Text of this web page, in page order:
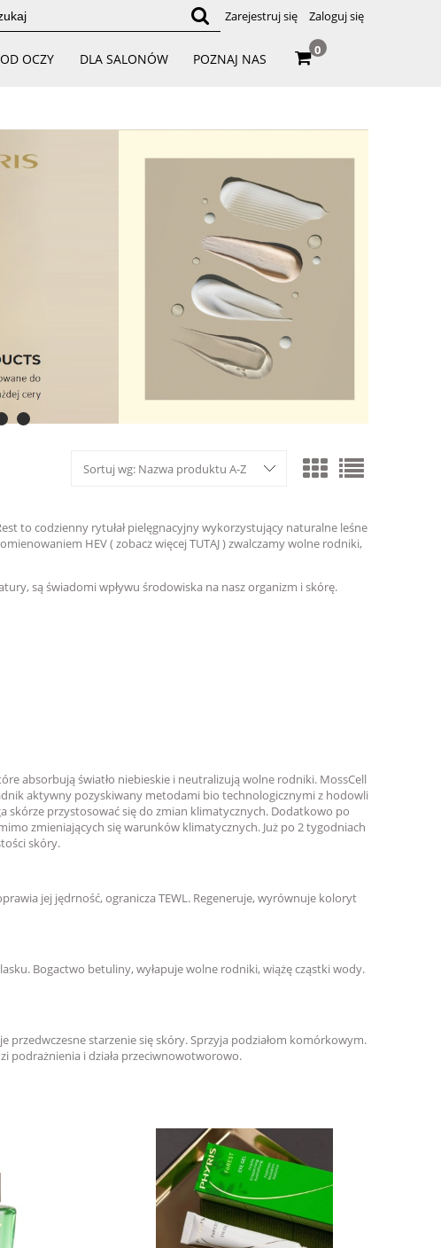
Zarejestruj się Zaloguj się
OCZY DLA SALONÓW POZNAJ NAS
0
Sortuj wg: Nazwa produktu A-Z
to codzienny rytułał pielęgnacyjny wykorzystujący naturalne leśne
HEV ( zobacz więcej TUTAJ) zwalczamy wolne rodniki,
są świadomi wpływu środowiska na nasz organizm i skórę.
absorbują światło niebieskie i neutralizują wolne rodniki. MossCell
aktywny pozyskiwany metodami bio technologicznymi z hodowli
skórze przystosować się do zmian klimatycznych. Dodatkowo po
zmieniających się warunków klimatycznych. Już po 2 tygodniach
skóry.
jej jędrność, ogranicza TEWL. Regeneruje, wyrównuje koloryt
Bogactwo betuliny, wyłapuje wolne rodniki, wiążę cząstki wody.
starzenie się skóry. Sprzyja podziałom komórkowym.
podrażnienia i działa przeciwnowotworowo.